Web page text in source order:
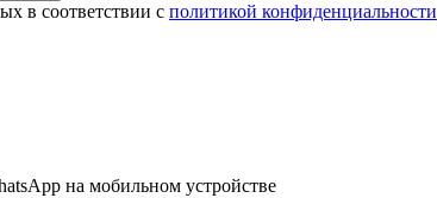
в соответствии с политикой конфиденциальности
на мобильном устройстве